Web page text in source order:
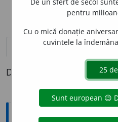
definiții (1) pronunțievolume_up
Definiția cu ID-ul 581803:
Explicative DEX
pentru
Cu o mică donație
cuvintele la